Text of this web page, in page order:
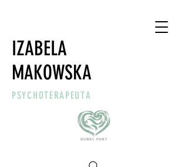
IZABELA
MAKOWSKA
PSYCHOTERAPEUTA